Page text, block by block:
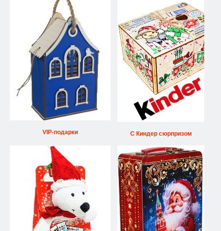
VIP-подарки С Киндер сюрпризом